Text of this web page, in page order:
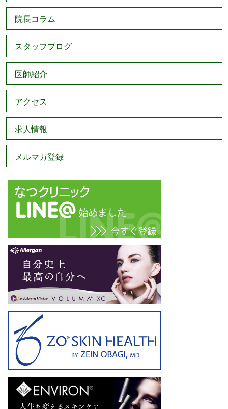
院長コラム
スタッフブログ
医師紹介
アクセス
求人情報
メルマガ登録